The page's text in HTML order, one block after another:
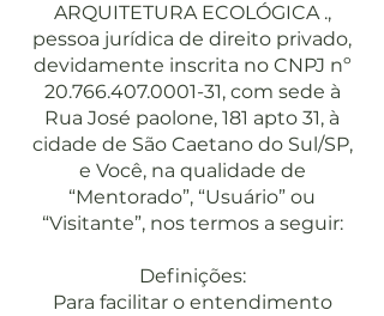
ARQUITETURA ECOLÓGICA .,
pessoa jurídica de direito privado,
devidamente inscrita no CNPJ nº
20.766.407.0001-31, com sede à
Rua José paolone, 181 apto 31, à
cidade de São Caetano do Sul/SP,
e Você, na qualidade de
“Mentorado”, “Usuário” ou
“Visitante”, nos termos a seguir:
Definições:
Para facilitar o entendimento